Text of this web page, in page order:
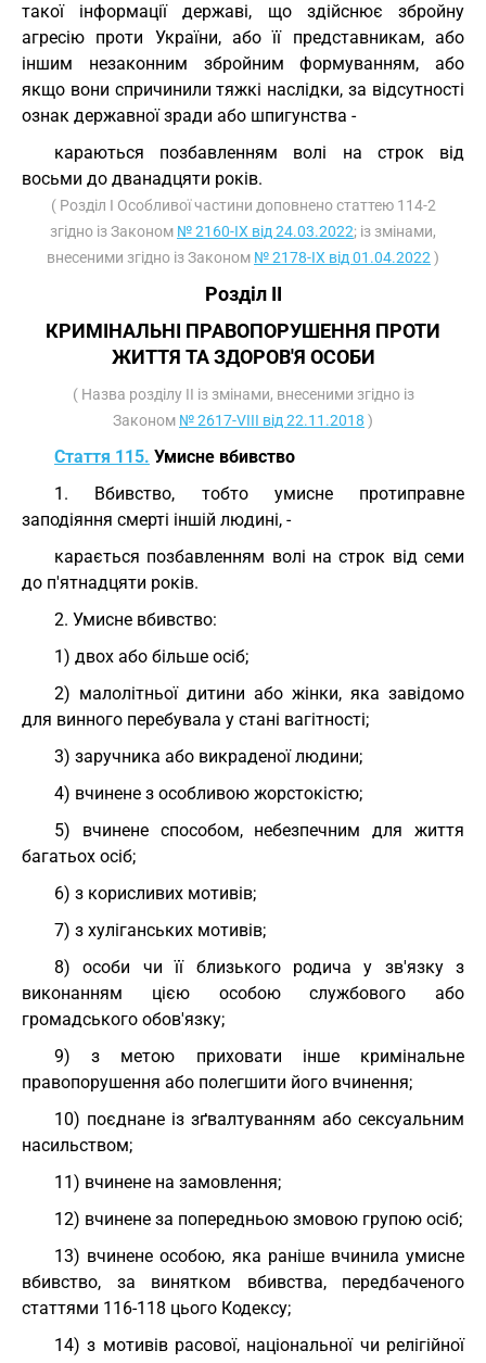
такої інформації державі, що здійснює збройну
агресію проти України, або її представникам, або
іншим незаконним збройним формуванням, або
якщо вони спричинили тяжкі наслідки, за відсутності
ознак державної зради або шпигунства -
караються позбавленням волі на строк від
восьми до дванадцяти років.
( Розділ I Особливої частини доповнено статтею 114-2
згідно із Законом № 2160-IX від 24.03.2022; із змінами,
внесеними згідно із Законом № 2178-IX від 01.04.2022 )
Розділ II
КРИМІНАЛЬНІ ПРАВОПОРУШЕННЯ ПРОТИ
ЖИТТЯ ТА ЗДОРОВ'Я ОСОБИ
( Назва розділу II із змінами, внесеними згідно із
Законом № 2617-VIII від 22.11.2018 )
Стаття 115. Умисне вбивство
1. Вбивство, тобто умисне протиправне
заподіяння смерті іншій людині, -
карається позбавленням волі на строк від семи
до п'ятнадцяти років.
2. Умисне вбивство:
1) двох або більше осіб;
2) малолітньої дитини або жінки, яка завідомо
для винного перебувала у стані вагітності;
3) заручника або викраденої людини;
4) вчинене з особливою жорстокістю;
5) вчинене способом, небезпечним для життя
багатьох осіб;
6) з корисливих мотивів;
7) з хуліганських мотивів;
8) особи чи її близького родича у зв'язку з
виконанням цією особою службового або
громадського обов'язку;
9) з метою приховати інше кримінальне
правопорушення або полегшити його вчинення;
10) поєднане із зґвалтуванням або сексуальним
насильством;
11) вчинене на замовлення;
12) вчинене за попередньою змовою групою осіб;
13) вчинене особою, яка раніше вчинила умисне
вбивство, за винятком вбивства, передбаченого
статтями 116-118 цього Кодексу;
14) з мотивів расової, національної чи релігійної